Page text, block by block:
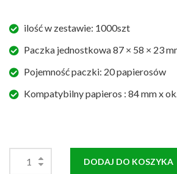
ilość w zestawie: 1000szt
Paczka jednostkowa 87 × 58 × 23
Pojemność paczki: 20 papierosów
Kompatybilny papieros : 84 mm x
DODAJ DO KOSZYKA